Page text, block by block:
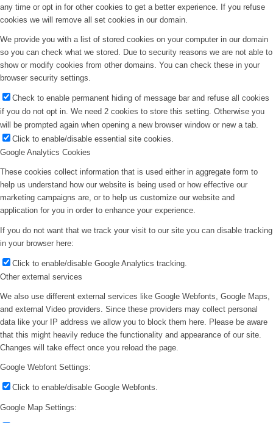
any time or opt in for other cookies to get a better experience. If you refuse
cookies we will remove all set cookies in our domain.
We provide you with a list of stored cookies on your computer in our domain
so you can check what we stored. Due to security reasons we are not able to
show or modify cookies from other domains. You can check these in your
browser security settings.
Check to enable permanent hiding of message bar and refuse all cookies
if you do not opt in. We need 2 cookies to store this setting. Otherwise you
will be prompted again when opening a new browser window or new a tab.
Click to enable/disable essential site cookies.
Google Analytics Cookies
These cookies collect information that is used either in aggregate form to
help us understand how our website is being used or how effective our
marketing campaigns are, or to help us customize our website and
application for you in order to enhance your experience.
If you do not want that we track your visit to our site you can disable tracking
in your browser here:
Click to enable/disable Google Analytics tracking.
Other external services
We also use different external services like Google Webfonts, Google Maps,
and external Video providers. Since these providers may collect personal
data like your IP address we allow you to block them here. Please be aware
that this might heavily reduce the functionality and appearance of our site.
Changes will take effect once you reload the page.
Google Webfont Settings:
Click to enable/disable Google Webfonts.
Google Map Settings: